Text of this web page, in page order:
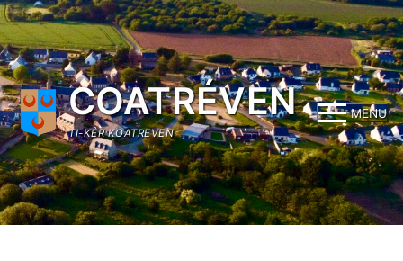
Aller
au
contenu
COATRÉVEN
TI-KÊR KOATREVEN
MENU